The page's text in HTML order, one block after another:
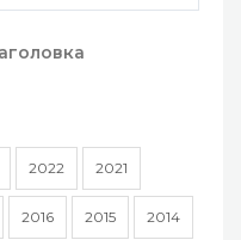
2022 2021
2016 2015 2014